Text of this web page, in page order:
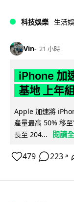
科技娛樂 生活
Vin 21 小時
iPhone 加
基地 上年
Apple 加速將
產量最高 50% 移
長至 204...
閱讀
479 223 ↗